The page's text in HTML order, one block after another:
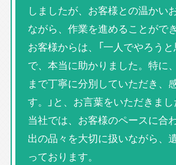
しましたが、お客様との温かい
ながら、作業を進めることがで
お客様からは、「一人でやろう
で、本当に助かりました。特に
まで丁寧に分別していただき、
す。」と、お言葉をいただきまし
当社では、お客様のペースに合
出の品々を大切に扱いながら、
っております。